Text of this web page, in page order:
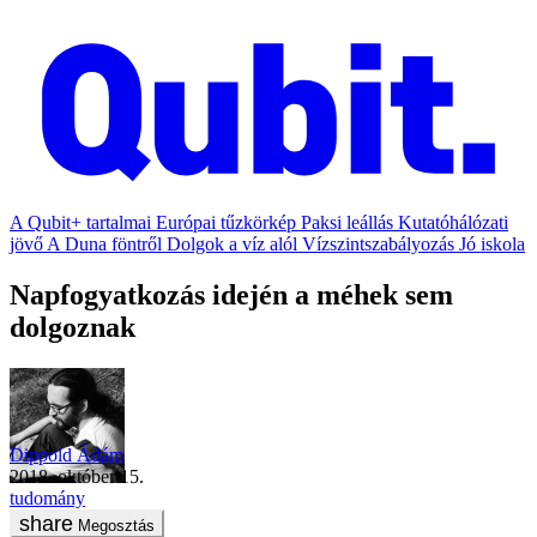
A Qubit+ tartalmai Európai tűzkörkép Paksi leállás Kutatóhálózati
jövő A Duna föntről Dolgok a víz alól Vízszintszabályozás Jó iskola
Napfogyatkozás idején a méhek sem
dolgoznak
Dippold Ádám
2018. október 15.
tudomány
Megosztás